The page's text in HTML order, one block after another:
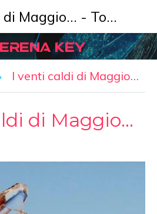
KEY
I venti caldi di Maggio…
di Maggio…
I venti caldi di Maggio… - Tour - SERENA KEY